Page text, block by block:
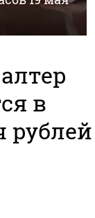
в
рублей